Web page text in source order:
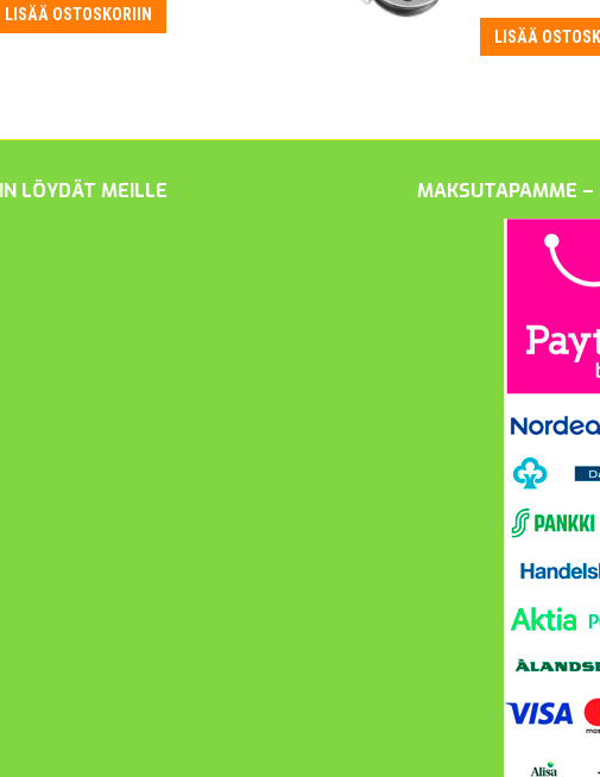
LISÄÄ OSTOSKORIIN
oli:
LISÄÄ
LÖYDÄT MEILLE MAKSUTAPAMME –